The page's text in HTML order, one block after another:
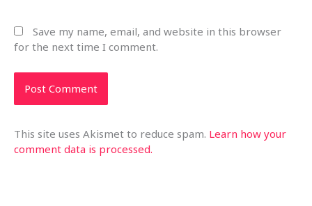
Save my name, email, and website in this browser
for the next time I comment.
This site uses Akismet to reduce spam. Learn how your
comment data is processed.